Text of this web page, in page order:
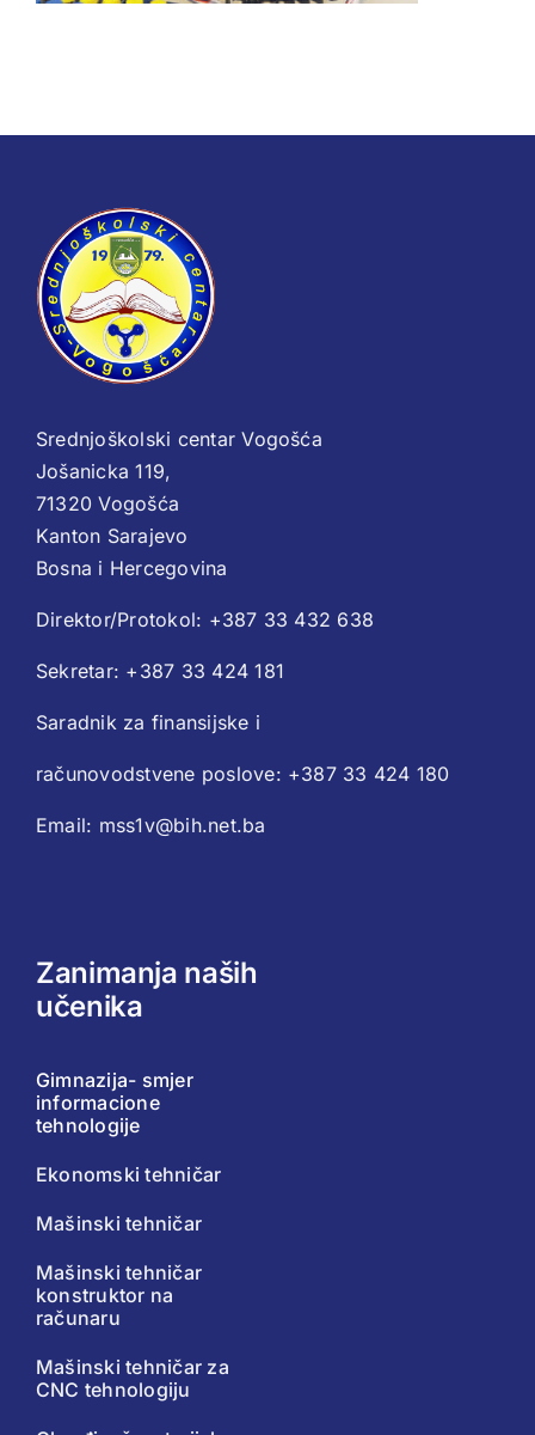
Srednjoškolski centar Vogošća
Jošanicka 119,
71320 Vogošća
Kanton Sarajevo
Bosna i Hercegovina
Direktor/Protokol: +387 33 432 638
Sekretar: +387 33 424 181
Saradnik za finansijske i
računovodstvene poslove: +387 33 424 180
Email: mss1v@bih.net.ba
Zanimanja naših
učenika
Gimnazija- smjer
informacione
tehnologije
Ekonomski tehničar
Mašinski tehničar
Mašinski tehničar
konstruktor na
računaru
Mašinski tehničar za
CNC tehnologiju